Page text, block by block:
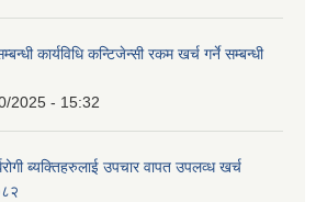
कार्यविधि कन्टिजेन्सी रकम खर्च गर्ने सम्बन्धी
2025 - 15:32
ब्यक्तिहरुलाई उपचार वापत उपलव्ध खर्च